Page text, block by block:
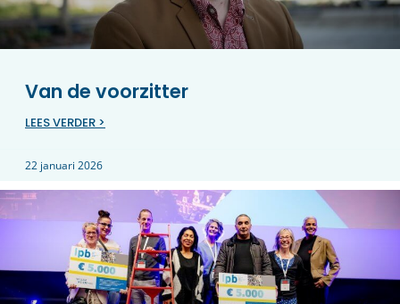
Van de voorzitter
LEES VERDER >
22 januari 2026